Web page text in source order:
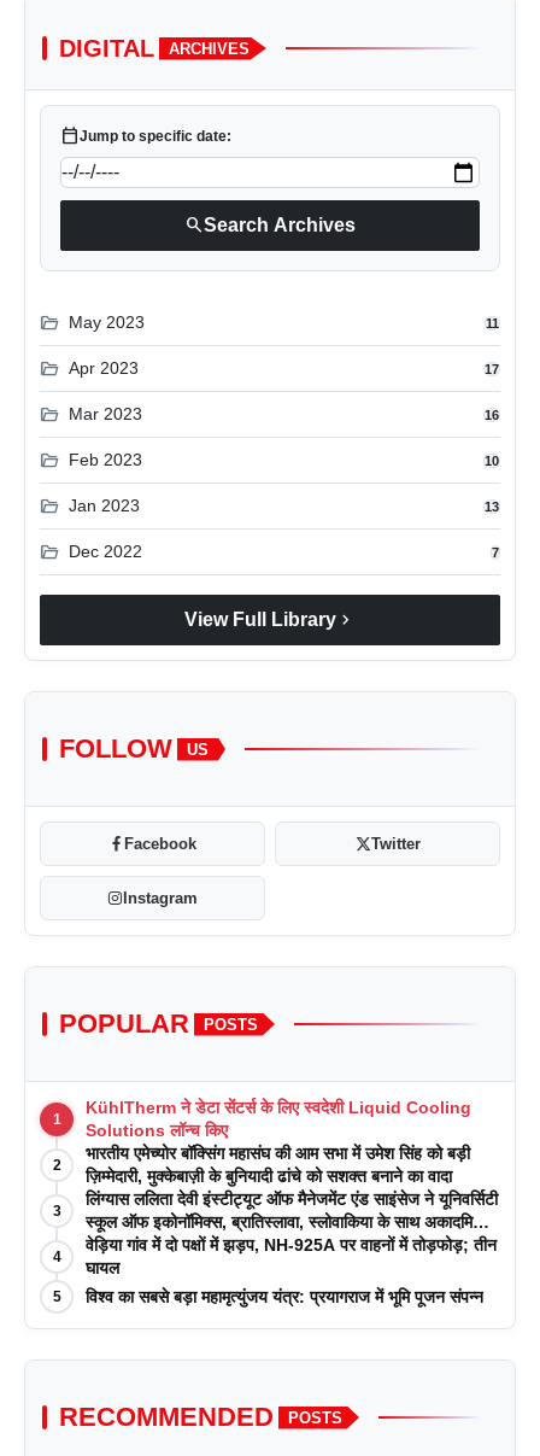
DIGITAL ARCHIVES
calendar_todayJump to specific date:
searchSearch Archives
folder_open May 2023 11
folder_open Apr 2023 17
folder_open Mar 2023 16
folder_open Feb 2023 10
folder_open Jan 2023 13
folder_open Dec 2022 7
View Full Library chevron_right
FOLLOW US
Facebook Twitter
Instagram
POPULAR POSTS
1
KühlTherm ने डेटा सेंटर्स के लिए स्वदेशी Liquid Cooling
Solutions लॉन्च किए
2
भारतीय एमेच्योर बॉक्सिंग महासंघ की आम सभा में उमेश सिंह को बड़ी
ज़िम्मेदारी, मुक्केबाज़ी के बुनियादी ढांचे को सशक्त बनाने का वादा
3
लिंग्यास ललिता देवी इंस्टीट्यूट ऑफ मैनेजमेंट एंड साइंसेज ने यूनिवर्सिटी
स्कूल ऑफ इकोनॉमिक्स, ब्रातिस्लावा, स्लोवाकिया के साथ अकादमिक
पत्रिकाओं में प्रकाशन रणनीतियों पर एक दिवसीय कार्यशाला का
आयोजन किया
4
वेड़िया गांव में दो पक्षों में झड़प, NH-925A पर वाहनों में तोड़फोड़; तीन
घायल
5 विश्व का सबसे बड़ा महामृत्युंजय यंत्र: प्रयागराज में भूमि पूजन संपन्न
RECOMMENDED POSTS